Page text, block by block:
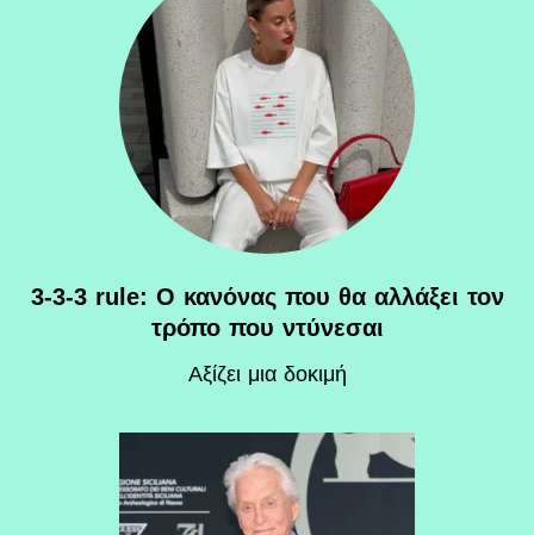
3-3-3 rule: Ο κανόνας που θα αλλάξει τον
τρόπο που ντύνεσαι
Αξίζει μια δοκιμή